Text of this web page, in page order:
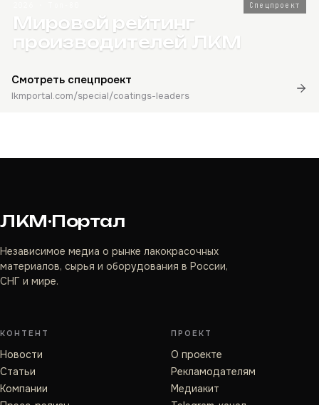
Спецпроект
Мировой рейтинг
производителей ЛКМ
Смотреть спецпроект
lkmportal.com/special/coatings-leaders
ЛКМ·Портал
Независимое медиа о рынке лакокрасочных
материалов, сырья и оборудования в России,
СНГ и мире.
КОНТЕНТ
Новости
Статьи
Компании
ПРОЕКТ
О проекте
Рекламодателям
Медиакит